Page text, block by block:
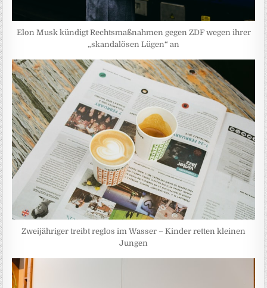
Elon Musk kündigt Rechtsmaßnahmen gegen ZDF wegen ihrer
„skandalösen Lügen“ an
Zweijähriger treibt reglos im Wasser – Kinder retten kleinen
Jungen